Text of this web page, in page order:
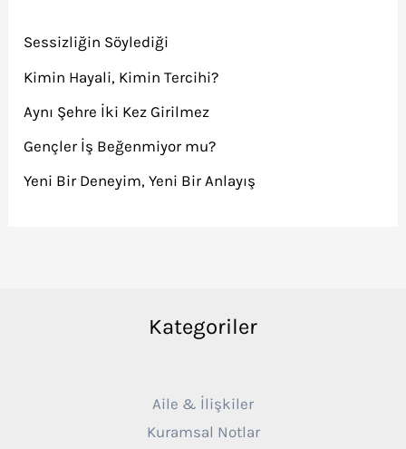
Sessizliğin Söylediği
Kimin Hayali, Kimin Tercihi?
Aynı Şehre İki Kez Girilmez
Gençler İş Beğenmiyor mu?
Yeni Bir Deneyim, Yeni Bir Anlayış
Kategoriler
Aile & İlişkiler
Kuramsal Notlar